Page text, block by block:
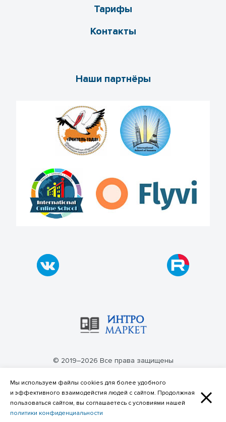
Тарифы
Контакты
Наши партнёры
© 2019–2026 Все права защищены
Политика конфиденциальности
Мы используем файлы cookies для более удобного
и эффективного взаимодейстия людей с сайтом. Продолжная
пользоваться сайтом, вы соглашаетесь с условиями нашей
политики конфиденциальности